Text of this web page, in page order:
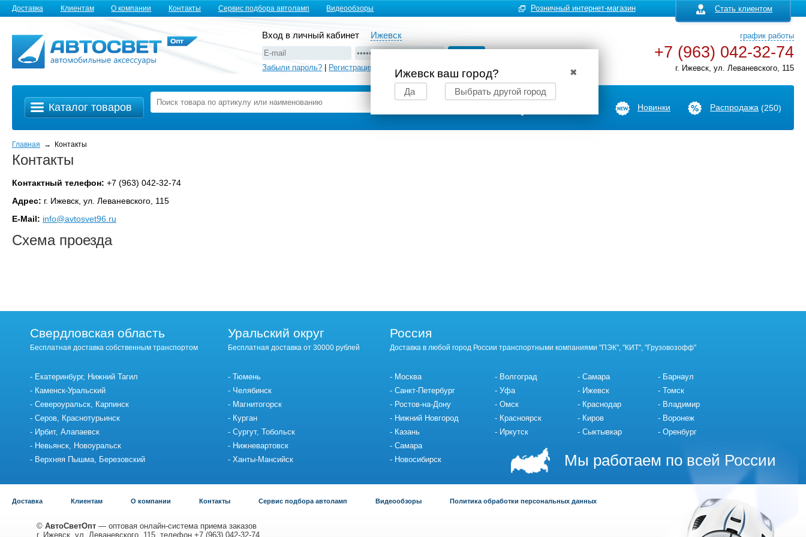
Доставка Клиентам О компании Контакты Сервис подбора автоламп Видеообзоры Стать клиентом
Розничный интернет-магазин
Вход в личный кабинет Ижевск
✖
Ижевск ваш город?
Да Выбрать другой город
Забыли пароль? Регистрация
график работы
+7 (963) 042-32-74
г. Ижевск, ул. Леваневского, 115
Каталог товаров Новинки Распродажа (250)
Главная → Контакты
Контакты
Контактный телефон: +7 (963) 042-32-74
Адрес: г. Ижевск, ул. Леваневского, 115
E-Mail: info@avtosvet96.ru
Схема проезда
Свердловская область
Бесплатная доставка собственным транспортом
Екатеринбург, Нижний Тагил
Каменск-Уральский
Североуральск, Карпинск
Серов, Краснотурьинск
Ирбит, Алапаевск
Невьянск, Новоуральск
Верхняя Пышма, Березовский
Уральский округ
Бесплатная доставка от 30000 рублей
Тюмень
Челябинск
Магнитогорск
Курган
Сургут, Тобольск
Нижневартовск
Ханты-Мансийск
Россия
Доставка в любой город России транспортными компаниями "ПЭК", "КИТ", "Грузовозофф"
Москва
Санкт-Петербург
Ростов-на-Дону
Нижний Новгород
Казань
Самара
Новосибирск
Волгоград
Уфа
Омск
Красноярск
Иркутск
Самара
Ижевск
Краснодар
Киров
Сыктывкар
Барнаул
Томск
Владимир
Воронеж
Оренбург
Мы работаем по всей России
Доставка Клиентам О компании Контакты Сервис подбора автоламп Видеообзоры Политика обработки персональных данных
© АвтоСветОпт — оптовая онлайн-система приема заказов
г. Ижевск, ул. Леваневского, 115, телефон +7 (963) 042-32-74